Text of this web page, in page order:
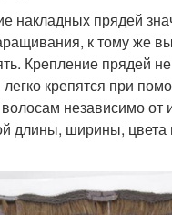
накладных прядей
к тому же
Крепление прядей
крепятся при
независимо от
длины, ширины, цвета